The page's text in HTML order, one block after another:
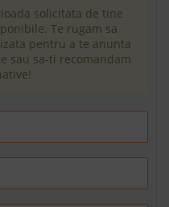
solicitata de tine
Te rugam sa
pentru a te anunta
sau sa-ti recomandam